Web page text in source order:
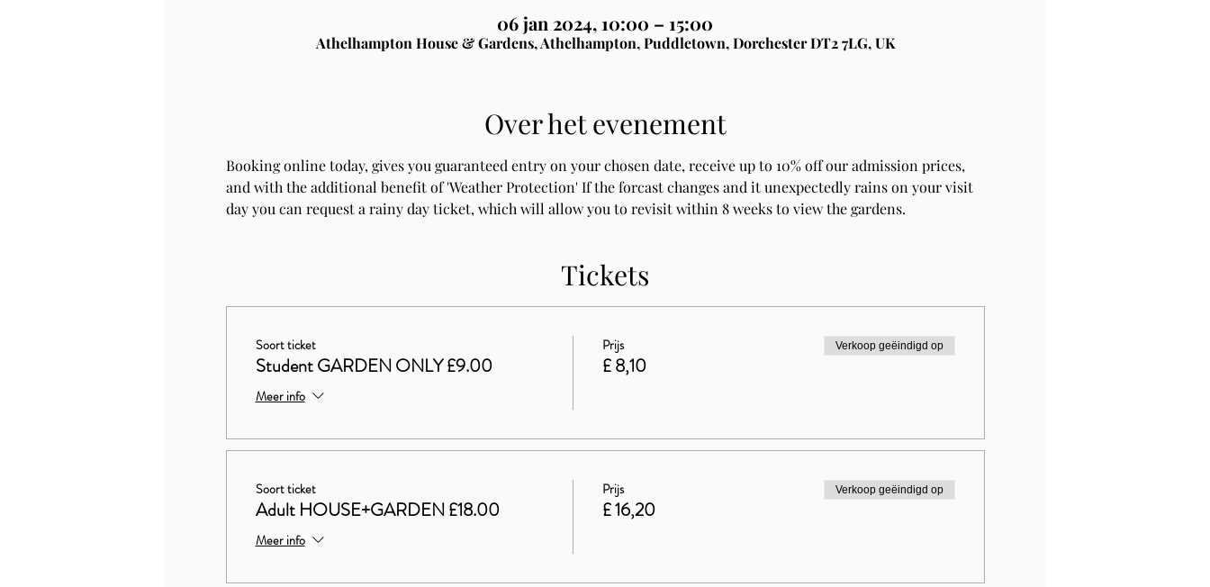
06 jan 2024, 10:00 – 15:00
Athelhampton House & Gardens, Athelhampton, Puddletown, Dorchester DT2 7LG, UK
Over het evenement
Booking online today, gives you guaranteed entry on your chosen date, receive up to 10% off our admission prices,
and with the additional benefit of 'Weather Protection' If the forcast changes and it unexpectedly rains on your visit
day you can request a rainy day ticket, which will allow you to revisit within 8 weeks to view the gardens.
Tickets
Soort ticket
Student GARDEN ONLY £9.00
Meer info
Prijs
£ 8,10
Verkoop geëindigd op
Soort ticket
Adult HOUSE+GARDEN £18.00
Meer info
Prijs
£ 16,20
Verkoop geëindigd op